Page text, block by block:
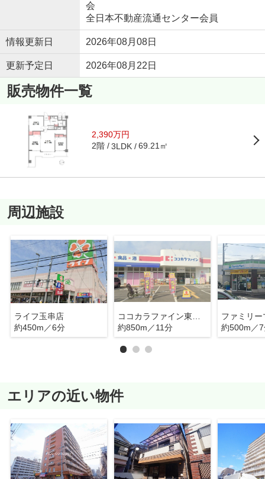
会
全日本不動産流通センター会員
情報更新日 2026年08月08日
更新予定日 2026年08月22日
販売物件一覧
2,390万円
2階 3LDK 69.21㎡
周辺施設
ライフ玉串店
約450m／6分
約850m／11分
約500m／
エリアの近い物件